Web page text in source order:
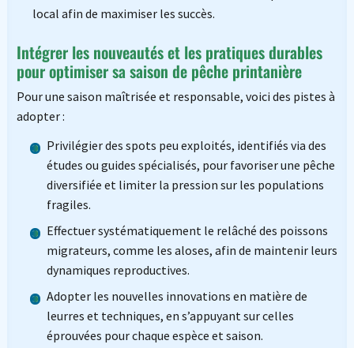
local afin de maximiser les succès.
Intégrer les nouveautés et les pratiques durables
pour optimiser sa saison de pêche printanière
Pour une saison maîtrisée et responsable, voici des pistes à
adopter :
Privilégier des spots peu exploités, identifiés via des
études ou guides spécialisés, pour favoriser une pêche
diversifiée et limiter la pression sur les populations
fragiles.
Effectuer systématiquement le relâché des poissons
migrateurs, comme les aloses, afin de maintenir leurs
dynamiques reproductives.
Adopter les nouvelles innovations en matière de
leurres et techniques, en s’appuyant sur celles
éprouvées pour chaque espèce et saison.